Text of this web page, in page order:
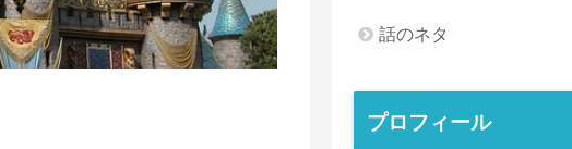
話のネタ
プロフィール